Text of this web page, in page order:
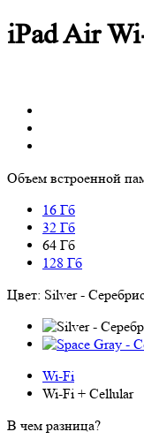
iPad Air
Объем встроенной
16 Гб
32 Гб
64 Гб
128 Гб
Цвет: Silver -
Wi-Fi
Wi-Fi + Cellular
В чем разница?